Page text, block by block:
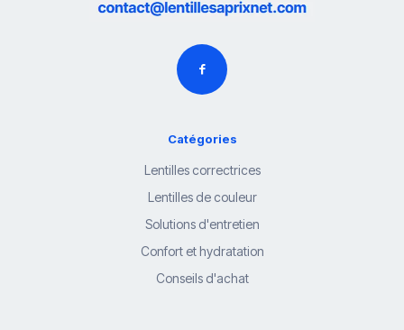
Catégories
Lentilles correctrices
Lentilles de couleur
Solutions d'entretien
Confort et hydratation
Conseils d'achat